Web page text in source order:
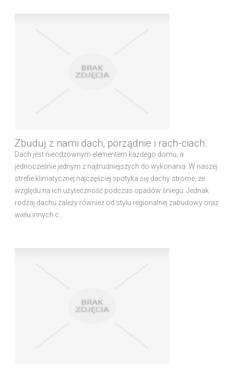
Zbuduj z nami dach, porządnie i rach-ciach.
Dach jest nieodzownym elementem każdego domu, a
jednocześnie jednym z najtrudniejszych do wykonania. W naszej
strefie klimatycznej najczęściej spotyka się dachy strome, ze
względu na ich użyteczność podczas opadów śniegu. Jednak
rodzaj dachu zależy również od stylu regionalnej zabudowy oraz
wielu innych c...